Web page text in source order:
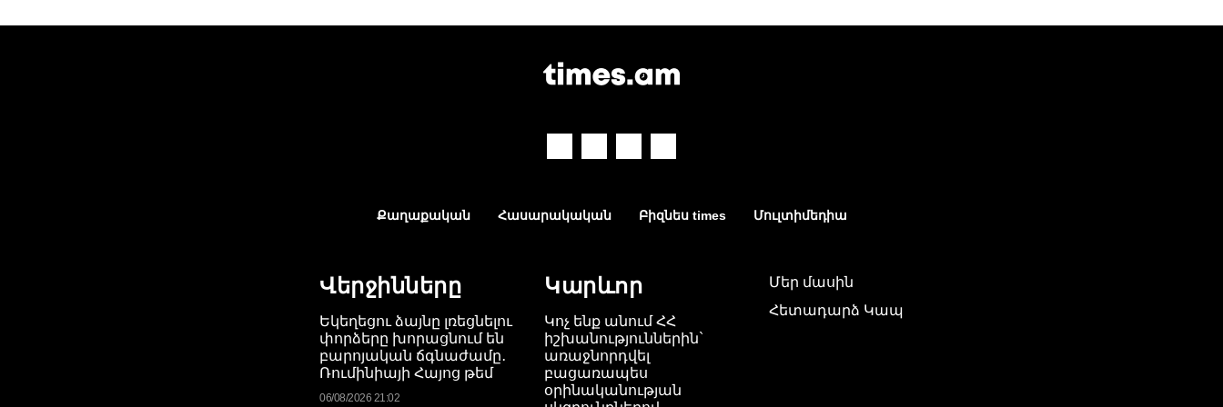
Քաղաքական Հասարակական Բիզնես times Մուլտիմեդիա
Վերջինները
Եկեղեցու ձայնը լռեցնելու
փորձերը խորացնում են
բարոյական ճգնաժամը․
Ռումինիայի Հայոց թեմ
06/08/2026 21:02
Կարևոր
Կոչ ենք անում ՀՀ
իշխանություններին`
առաջնորդվել
բացառապես
օրինականության
Մեր մասին
Հետադարձ Կապ